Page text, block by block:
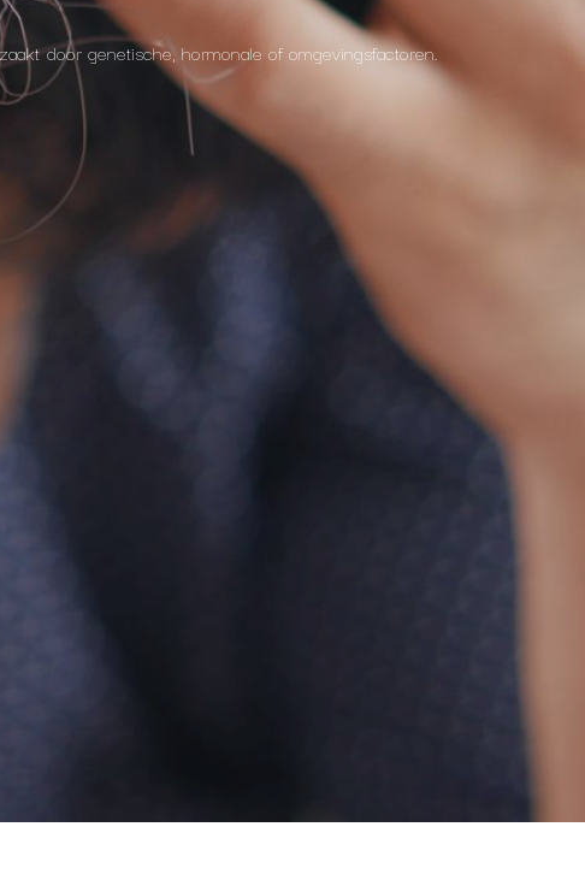
door genetische, hormonale of omgevingsfactoren.